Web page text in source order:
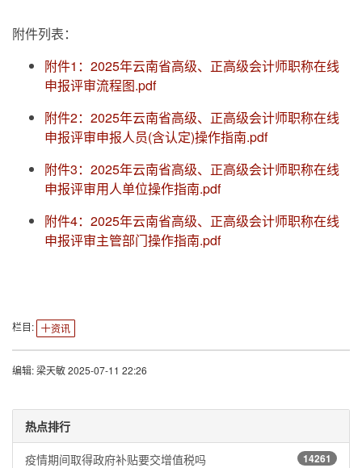
附件列表：
附件1：2025年云南省高级、正高级会计师职称在线
申报评审流程图.pdf
附件2：2025年云南省高级、正高级会计师职称在线
申报评审申报人员(含认定)操作指南.pdf
附件3：2025年云南省高级、正高级会计师职称在线
申报评审用人单位操作指南.pdf
附件4：2025年云南省高级、正高级会计师职称在线
申报评审主管部门操作指南.pdf
栏目: 资讯
编辑: 梁天敏 2025-07-11 22:26
热点排行
14261
疫情期间取得政府补贴要交增值税吗